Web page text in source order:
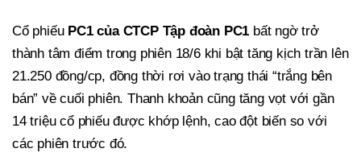
Cổ phiếu PC1 của CTCP Tập đoàn PC1 bất ngờ trở
thành tâm điểm trong phiên 18/6 khi bật tăng kịch trần lên
21.250 đồng/cp, đồng thời rơi vào trạng thái “trắng bên
bán” về cuối phiên. Thanh khoản cũng tăng vọt với gần
14 triệu cổ phiếu được khớp lệnh, cao đột biến so với
các phiên trước đó.